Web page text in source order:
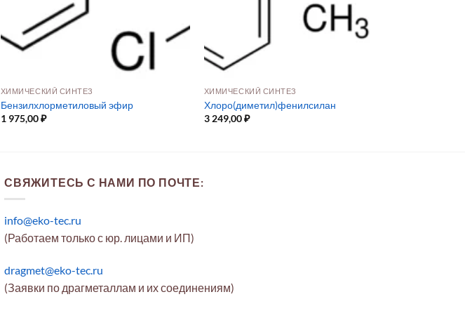
ХИМИЧЕСКИЙ СИНТЕЗ
Бензилхлорметиловый эфир
1 975,00₽
ХИМИЧЕСКИЙ СИНТЕЗ
Хлоро(диметил)фенилсилан
3 249,00₽
СВЯЖИТЕСЬ С НАМИ ПО ПОЧТЕ:
info@eko-tec.ru
(Работаем только с юр. лицами и ИП)
dragmet@eko-tec.ru
(Заявки по драгметаллам и их соединениям)